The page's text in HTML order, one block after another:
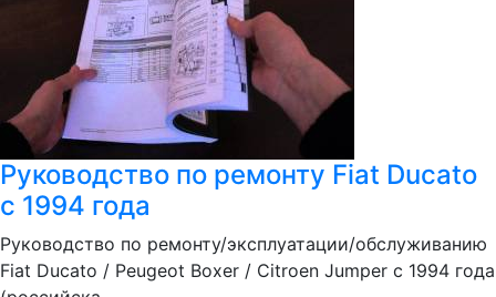
Руководство по ремонту Fiat Ducato
с 1994 года
Руководство по ремонту/эксплуатации/обслуживанию
Fiat Ducato / Peugeot Boxer / Citroen Jumper с 1994 года